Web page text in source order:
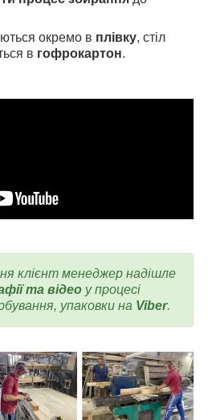
окремо в плівку, стіл
в гофрокартон.
клієнт менеджер надішле
та відео у процесі
упаковки на Viber.